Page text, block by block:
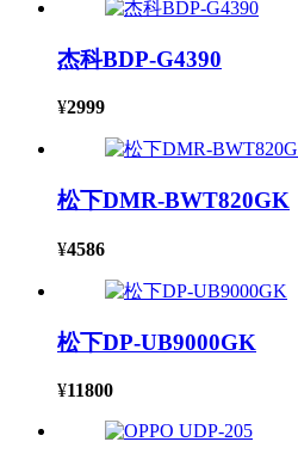
杰科BDP-G4390
¥2999
松下DMR-BWT820GK
¥4586
松下DP-UB9000GK
¥11800